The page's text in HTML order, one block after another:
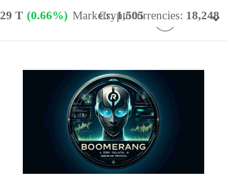
Cryptocurrencies: 18,248
Markets:1,505
T (0.66%)